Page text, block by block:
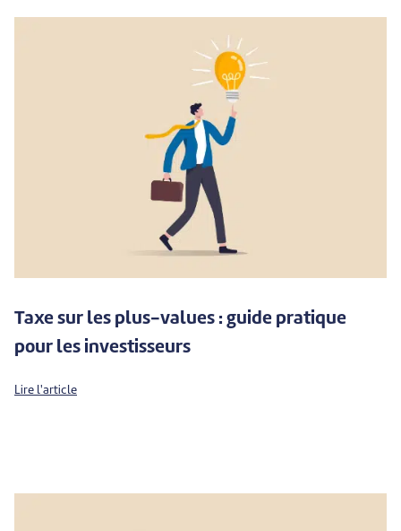
Taxe sur les plus-values : guide pratique
pour les investisseurs
Lire l'article